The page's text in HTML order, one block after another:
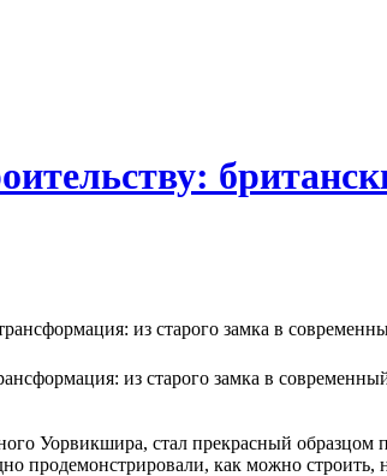
из старого замка в
Уорвикшира, стал прекрасный образцом
продемонстрировали, как можно строить,